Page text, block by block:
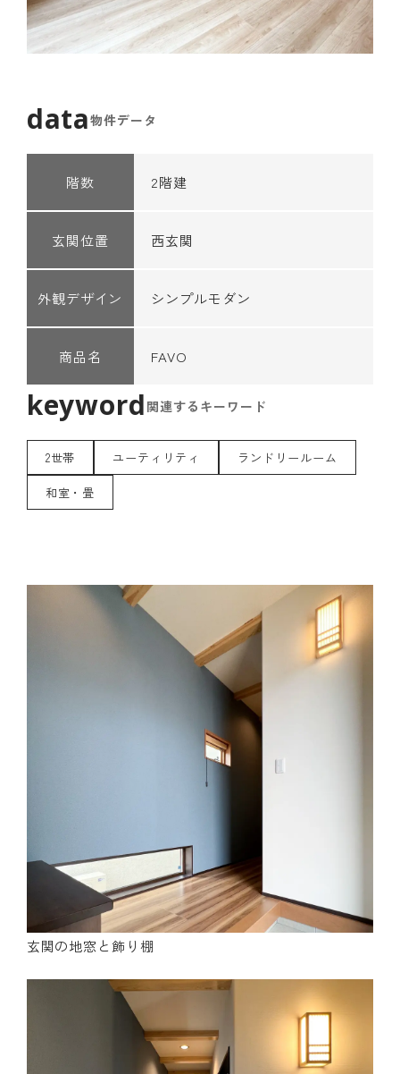
物件データ
階数 2階建
玄関位置 西玄関
外観デザイン シンプルモダン
商品名 FAVO
関連するキーワード
2世帯 ユーティリティ ランドリールーム
和室・畳
玄関の地窓と飾り棚